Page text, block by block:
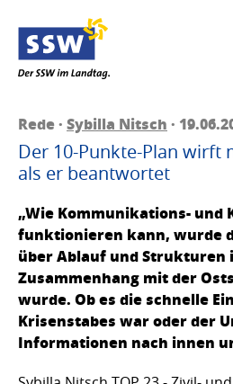
Rede · Sybilla Nitsch ·
Der 10-Punkte-Plan wirft
als er beantwortet
„Wie Kommunikations- und
funktionieren kann, wurde
über Ablauf und Strukturen
Zusammenhang mit der
wurde. Ob es die schnelle
Krisenstabes war oder der
Informationen nach innen